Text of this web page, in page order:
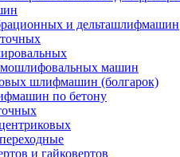
и дельташлифмашин
машин
шлифмашин (болгарок)
по бетону
и гайковертов